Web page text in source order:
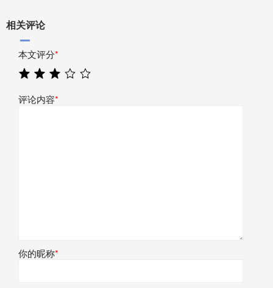
相关评论
本文评分*
评论内容*
你的昵称*